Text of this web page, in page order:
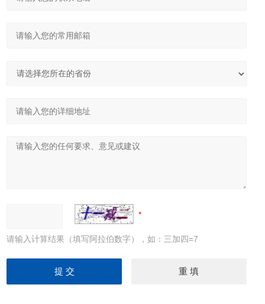
请输入计算结果（填写阿拉伯数字），如：三加四=7